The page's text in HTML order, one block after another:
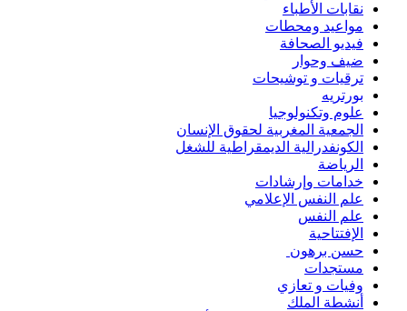
نقابات الأطباء
مواعيد ومحطات
فيديو الصحافة
ضيف وحوار
ترقيات و توشيحات
بورتريه
علوم وتكنولوجيا
الجمعية المغربية لحقوق الإنسان
الكونفدرالية الديمقراطية للشغل
الرياضة
خدامات وإرشادات
علم النفس الإعلامي
علم النفس
الإفتتاحية
حسن برهون
مستجدات
وفيات و تعازي
أنشطة الملك